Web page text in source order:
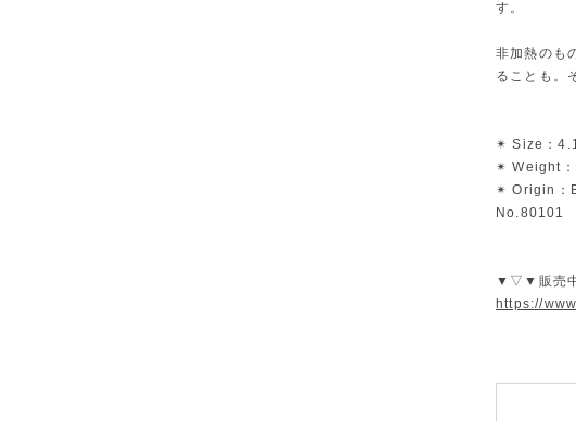
す。
非加熱のも
ることも。
✴︎ Size：
✴︎ Weight
✴︎ Origin：
No.80101
▼▽▼販売
https://